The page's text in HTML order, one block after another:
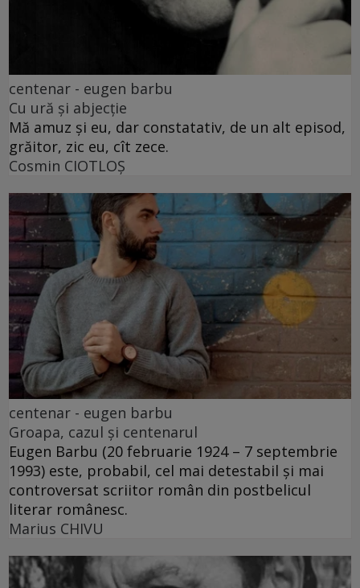
centenar - eugen barbu
Cu ură și abjecție
Mă amuz și eu, dar constatativ, de un alt episod,
grăitor, zic eu, cît zece.
Cosmin CIOTLOŞ
centenar - eugen barbu
Groapa, cazul și centenarul
Eugen Barbu (20 februarie 1924 – 7 septembrie
1993) este, probabil, cel mai detestabil și mai
controversat scriitor român din postbelicul
literar românesc.
Marius CHIVU